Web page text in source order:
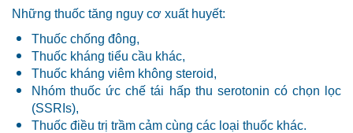
Những thuốc tăng nguy cơ xuất huyết:
Thuốc chống đông,
Thuốc kháng tiểu cầu khác,
Thuốc kháng viêm không steroid,
Nhóm thuốc ức chế tái hấp thu serotonin có chọn lọc
(SSRIs),
Thuốc điều trị trầm cảm cùng các loại thuốc khác.